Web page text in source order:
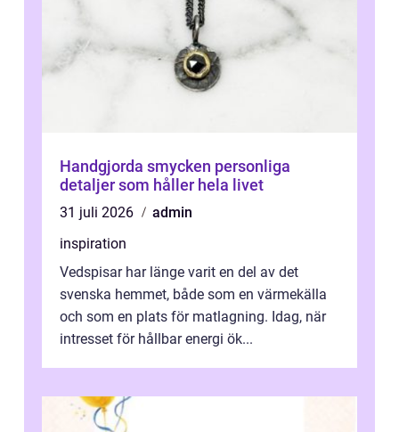
Handgjorda smycken personliga
detaljer som håller hela livet
31 juli 2026
admin
inspiration
Vedspisar har länge varit en del av det
svenska hemmet, både som en värmekälla
och som en plats för matlagning. Idag, när
intresset för hållbar energi ök...